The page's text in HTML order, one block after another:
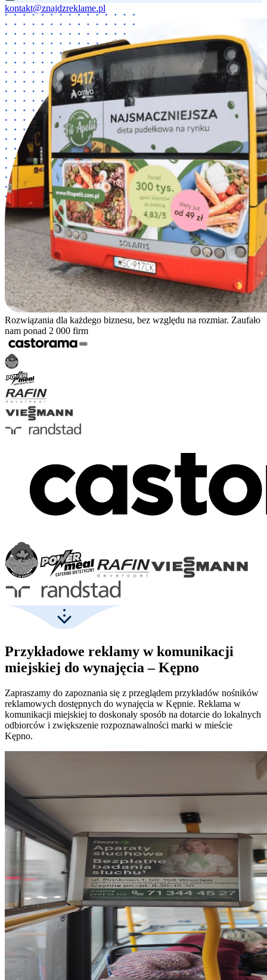
kontakt@znajdzreklame.pl
Rozwiązania dla każdego biznesu, bez względu na rozmiar. Zaufało
nam ponad 2 000 firm
Przykładowe reklamy w komunikacji
miejskiej do wynajęcia – Kępno
Zapraszamy do zapoznania się z przeglądem przykładów nośników
reklamowych dostępnych do wynajęcia w Kępnie. Reklama w
komunikacji miejskiej to doskonały sposób na dotarcie do lokalnych
odbiorców i zwiększenie rozpoznawalności marki w mieście
Kępno.